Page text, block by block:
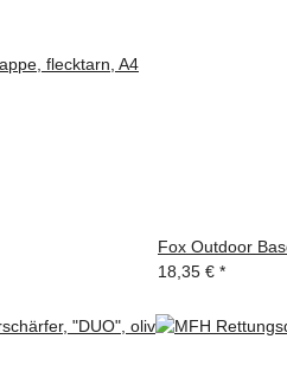
flecktarn, A4
Fox Outdoor
18,35 € *